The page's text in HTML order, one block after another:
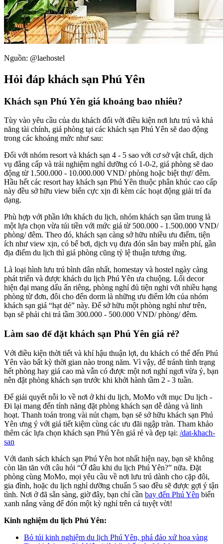
Nguồn: @laehostel
Hỏi đáp khách sạn Phú Yên
Khách sạn Phú Yên giá khoảng bao nhiêu?
Tùy vào yêu cầu của du khách đối với điều kiện nơi lưu trú và khả
năng tài chính, giá phòng tại các khách sạn Phú Yên sẽ dao động
trong các khoảng mức như sau:
Đối với nhóm resort và khách sạn 4 - 5 sao với cơ sở vật chất, dịch
vụ đẳng cấp và trải nghiệm nghỉ dưỡng có 1-0-2, giá phòng sẽ dao
động từ 1.500.000 - 10.000.000 VND/ phòng hoặc biệt thự/ đêm.
Hầu hết các resort hay khách sạn Phú Yên thuộc phân khúc cao cấp
này đều sở hữu view biển cực xịn đi kèm các hoạt động giải trí đa
dạng.
Phù hợp với phần lớn khách du lịch, nhóm khách sạn tầm trung là
một lựa chọn vừa túi tiền với mức giá từ 500.000 - 1.500.000 VND/
phòng/ đêm. Theo đó, khách sạn càng sở hữu nhiều ưu điểm, tiện
ích như view xịn, có bể bơi, dịch vụ đưa đón sân bay miễn phí, gần
địa điểm du lịch thì giá phòng cũng tỷ lệ thuận tương ứng.
Là loại hình lưu trú bình dân nhất, homestay và hostel ngày càng
phát triển và được khách du lịch Phú Yên ưa chuộng. Lối decor
hiện đại mang dấu ấn riêng, phòng nghỉ đủ tiện nghi với nhiều hạng
phòng từ đơn, đôi cho đến dorm là những ưu điểm lớn của nhóm
khách sạn giá “hạt dẻ” này. Để sở hữu một phòng nghỉ như trên,
bạn sẽ phải chi trả tầm 300.000 - 500.000 VND/ phòng/ đêm.
Làm sao để đặt khách sạn Phú Yên giá rẻ?
Với điều kiện thời tiết và khí hậu thuận lợi, du khách có thể đến Phú
Yên vào bất kỳ thời gian nào trong năm. Vì vậy, để tránh tình trạng
hết phòng hay giá cao mà vẫn có được một nơi nghỉ ngơi vừa ý, bạn
nên đặt phòng khách sạn trước khi khởi hành tầm 2 - 3 tuần.
Để giải quyết nỗi lo về nơi ở khi du lịch, MoMo với mục Du lịch -
Đi lại mang đến tính năng đặt phòng khách sạn dễ dàng và linh
hoạt. Thanh toán trong vài nút chạm, bạn sẽ sở hữu khách sạn Phú
Yên ưng ý với giá tiết kiệm cùng các ưu đãi ngập tràn. Tham khảo
thêm các lựa chọn khách sạn Phú Yên giá rẻ và đẹp tại: /dat-khach-
san
Với danh sách khách sạn Phú Yên hot nhất hiện nay, bạn sẽ không
còn lăn tăn với câu hỏi “Ở đâu khi du lịch Phú Yên?” nữa. Đặt
phòng cùng MoMo, mọi yêu cầu về nơi lưu trú dành cho cặp đôi,
gia đình, hoặc du lịch nghỉ dưỡng chuẩn 5 sao đều sẽ được gợi ý tận
tình. Nơi ở đã sẵn sàng, giờ đây, bạn chỉ cần bay đến Phú Yên biển
xanh nắng vàng để đón một kỳ nghỉ trên cả tuyệt vời!
Kinh nghiệm du lịch Phú Yên:
Bỏ túi kinh nghiệm du lịch Phú Yên, phá đảo xứ hoa vàng